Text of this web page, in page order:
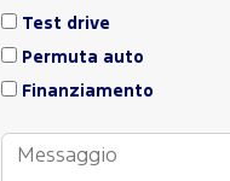
Test drive
Permuta auto
Finanziamento